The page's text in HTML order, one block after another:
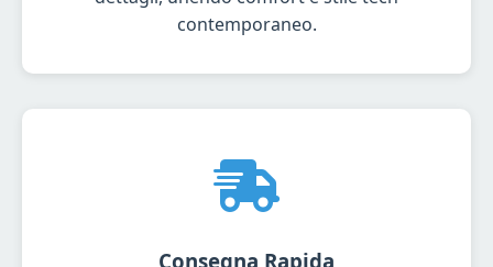
contemporaneo.
Consegna Rapida